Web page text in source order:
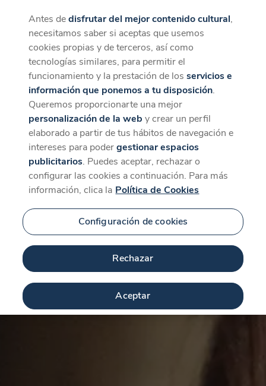
CaixaForum+
La mejor experiencia desde la App
Descargar
Antes dedisfrutar del mejor contenido cultural,
necesitamos saber si aceptas que usemos
cookies propias y de terceros, así como
tecnologías similares, para permitir el
funcionamiento y la prestación de losservicios e
información que ponemos a tu disposición.
Queremos proporcionarte una mejor
personalización de la web y crear un perfil
elaborado a partir de tus hábitos de navegación e
intereses para podergestionar espacios
publicitarios. Puedes aceptar, rechazar o
configurar las cookies a continuación. Para más
información, clica la Política de Cookies
Configuración de cookies
Rechazar
Aceptar